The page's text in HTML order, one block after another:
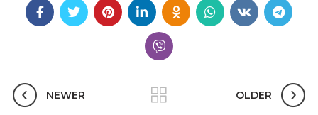
NEWER OLDER